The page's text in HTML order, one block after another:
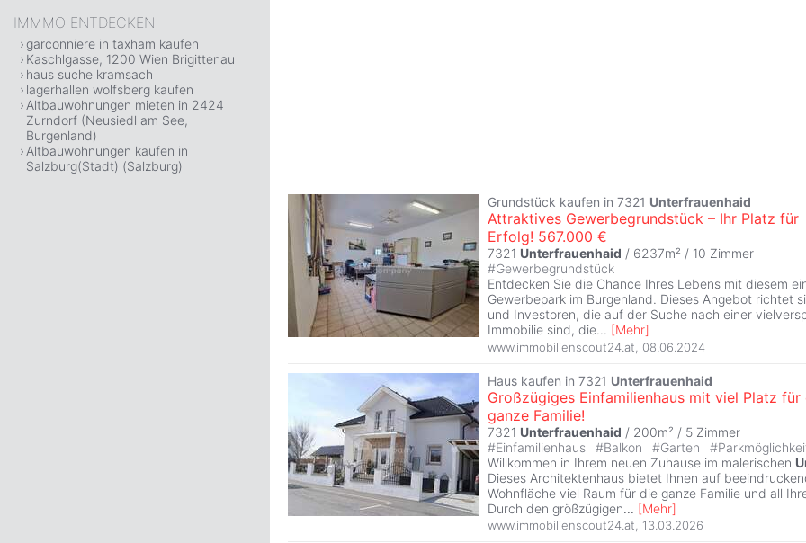
Grundstück kaufen in 7321 Unterfrauenhaid
Attraktives Gewerbegrundstück – Ihr Platz für
Erfolg! 567.000 €
7321 Unterfrauenhaid / 6237m² / 10 Zimmer
#Gewerbegrundstück
Entdecken Sie die Chance Ihres Lebens mit diesem
Gewerbepark im Burgenland. Dieses Angebot richtet
und Investoren, die auf der Suche nach einer
Immobilie sind, die... [Mehr]
www.immobilienscout24.at 08.06.2024
Haus kaufen in 7321 Unterfrauenhaid
Großzügiges Einfamilienhaus mit viel Platz für
ganze Familie!
7321 Unterfrauenhaid / 200m² / 5 Zimmer
#Einfamilienhaus #Balkon #Garten #
Willkommen in Ihrem neuen Zuhause im malerischen
Dieses Architektenhaus bietet Ihnen auf
Wohnfläche viel Raum für die ganze Familie und all
Durch den größzügigen... [Mehr]
www.immobilienscout24.at, 13.03.2026
IMMMO ENTDECKEN
garconniere in taxham kaufen
Kaschlgasse, 1200 Wien Brigittenau
haus suche kramsach
lagerhallen wolfsberg kaufen
Altbauwohnungen mieten in 2424
Zurndorf (Neusiedl am See,
Burgenland)
Altbauwohnungen kaufen in
Salzburg(Stadt) (Salzburg)